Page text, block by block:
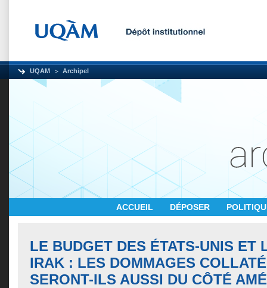
UQAM Archipel
ACCUEIL DÉPOSER
LE BUDGET DES ÉTATS-UNIS ET
IRAK : LES DOMMAGES
SERONT-ILS AUSSI DU CÔTÉ